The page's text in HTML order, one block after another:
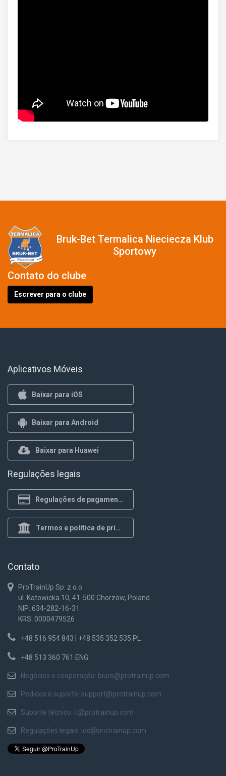
Bruk-Bet Termalica Nieciecza Klub
Sportowy
Contato do clube
Escrever para o clube
Aplicativos Móveis
Baixar para iOS
Baixar para Android
Baixar para Huawei
Regulações legais
Regulações de pagamento
Termos e política de privacidade
Contato
ProTrainUp Sp. z o.o.
ul. Katowicka 10, 41-500 Chorzów, Poland
NIP: 634-282-16-31
KRS: 0000479526
+48 516 954 843 | +48 535 352 535 PL
+48 513 360 761 ENG
Negócios e cooperação: biuro@protrainup.com
Pedidos e suporte: support@protrainup.com
Suporte técnico: it@protrainup.com
Regulações legais: iod@protrainup.com